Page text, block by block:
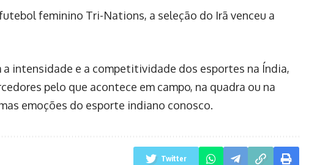
feminino Tri-Nations, a seleção do Irã venceu a
intensidade e a competitividade dos esportes na Índia,
pelo que acontece em campo, na quadra ou na
emoções do esporte indiano conosco.
Twitter